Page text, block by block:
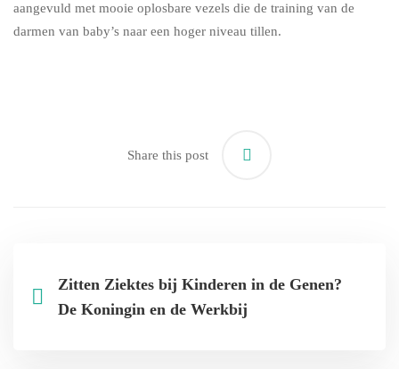
aangevuld met mooie oplosbare vezels die de training van de
darmen van baby’s naar een hoger niveau tillen.
Share this post
Zitten Ziektes bij Kinderen in de Genen?
De Koningin en de Werkbij